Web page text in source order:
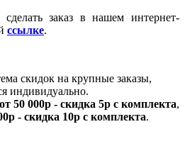
заказ в нашем интернет-
ссылке.
скидок на крупные заказы,
индивидуально.
50 000р - скидка 5р с комплекта,
- скидка 10р с комплекта.